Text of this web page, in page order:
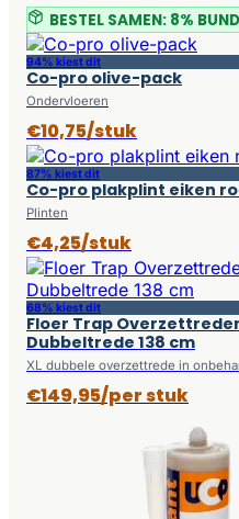
BESTEL SAMEN: 8%
94% kiest dit
Co-pro olive-pack
Ondervloeren
€10,75/stuk
87% kiest dit
Co-pro plakplint eiken
Plinten
€4,25/stuk
68% kiest dit
Floer Trap
Dubbeltrede 138 cm
XL dubbele overzettrede in
€149,95/per stuk